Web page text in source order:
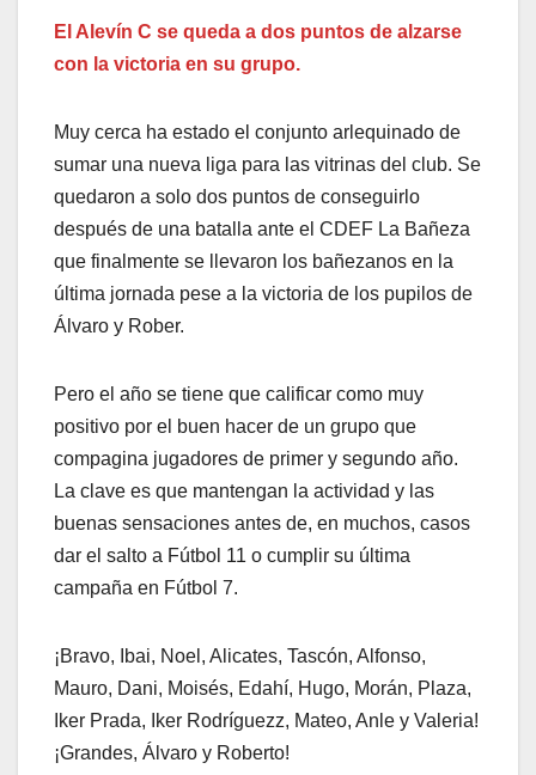
El Alevín C se queda a dos puntos de alzarse
con la victoria en su grupo.
Muy cerca ha estado el conjunto arlequinado de
sumar una nueva liga para las vitrinas del club. Se
quedaron a solo dos puntos de conseguirlo
después de una batalla ante el CDEF La Bañeza
que finalmente se llevaron los bañezanos en la
última jornada pese a la victoria de los pupilos de
Álvaro y Rober.
Pero el año se tiene que calificar como muy
positivo por el buen hacer de un grupo que
compagina jugadores de primer y segundo año.
La clave es que mantengan la actividad y las
buenas sensaciones antes de, en muchos, casos
dar el salto a Fútbol 11 o cumplir su última
campaña en Fútbol 7.
¡Bravo, Ibai, Noel, Alicates, Tascón, Alfonso,
Mauro, Dani, Moisés, Edahí, Hugo, Morán, Plaza,
Iker Prada, Iker Rodríguezz, Mateo, Anle y Valeria!
¡Grandes, Álvaro y Roberto!